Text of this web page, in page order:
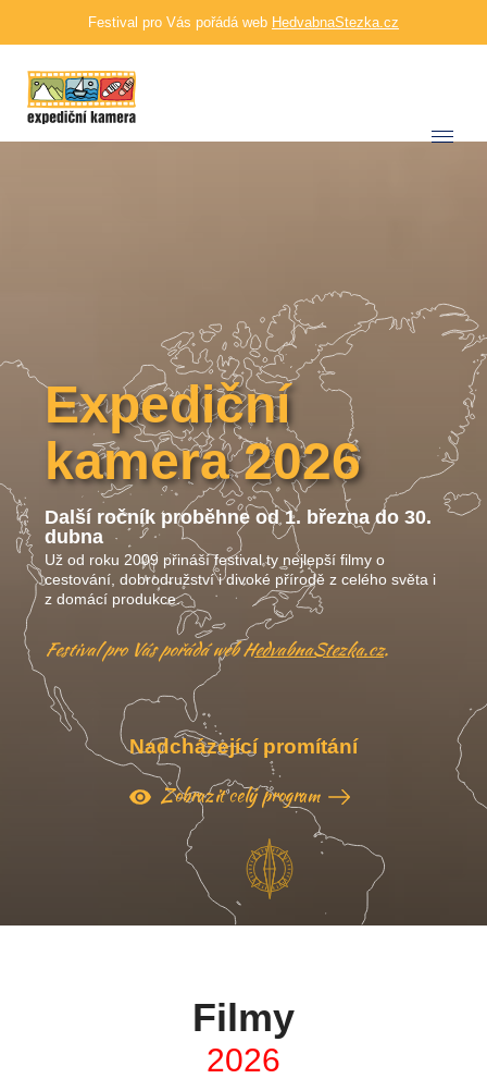
Festival pro Vás pořádá web HedvabnaStezka.cz
Expediční
kamera 2026
Další ročník proběhne od 1. března do 30.
dubna
Už od roku 2009 přináší festival ty nejlepší filmy o
cestování, dobrodružství i divoké přírodě z celého světa i
z domácí produkce.
Festival pro Vás pořádá webHedvabnaStezka.cz.
Nadcházející promítání
Zobrazit celý program
Filmy
2026